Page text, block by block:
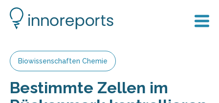
Biowissenschaften Chemie
Bestimmte Zellen im